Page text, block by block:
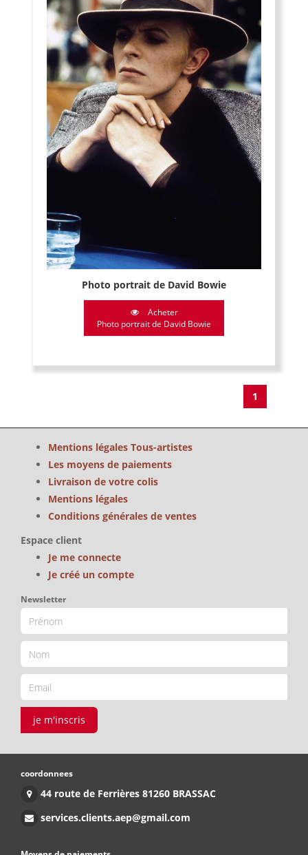
Photo portrait de David Bowie
Acheter
Photo portrait de David Bowie
1
Mentions légales Tous-artistes
Les moyens de paiements
Livraison de votre colis
Mentions légales
Conditions générales de ventes
Espace client
Je me connecte
Je créé un compte
Newsletter
je m'inscris
coordonnees
44 route de Ferrières 81260 BRASSAC
services.clients.aep@gmail.com